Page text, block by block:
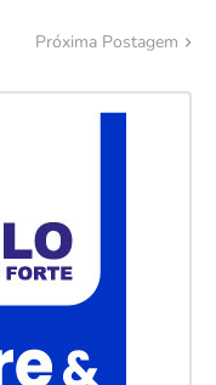
Próxima Postagem